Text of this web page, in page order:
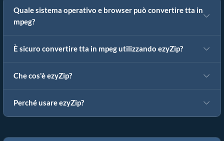
Quale sistema operativo e browser può convertire tta in
mpeg?
È sicuro convertire tta in mpeg utilizzando ezyZip?
Che cos'è ezyZip?
Perché usare ezyZip?